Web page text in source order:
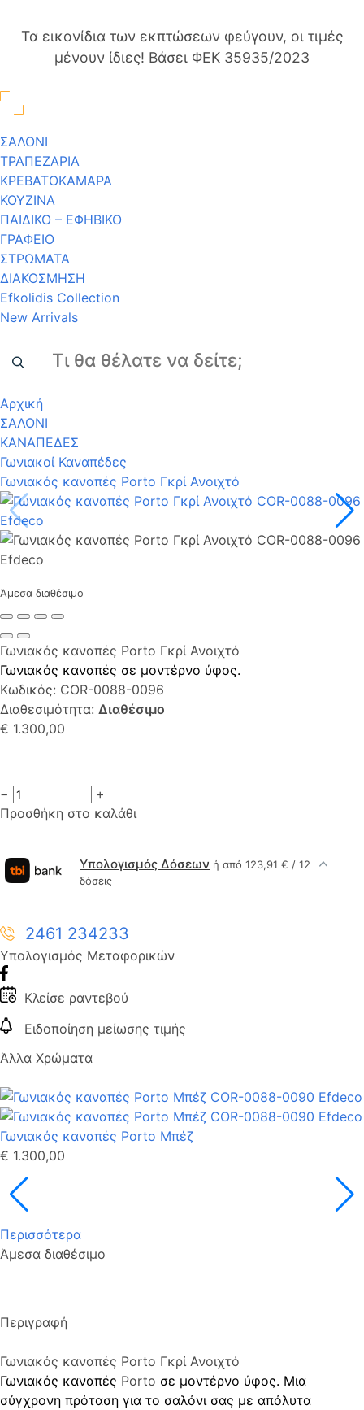
Τα εικονίδια των εκπτώσεων φεύγουν, οι τιμές
μένουν ίδιες! Βάσει ΦΕΚ 35935/2023
ΣΑΛΟΝΙ
ΤΡΑΠΕΖΑΡΙΑ
ΚΡΕΒΑΤΟΚΑΜΑΡΑ
ΚΟΥΖΙΝΑ
ΠΑΙΔΙΚΟ – ΕΦΗΒΙΚΟ
ΓΡΑΦΕΙΟ
ΣΤΡΩΜΑΤΑ
ΔΙΑΚΟΣΜΗΣΗ
Efkolidis Collection
New Arrivals
Αρχική
ΣΑΛΟΝΙ
ΚΑΝΑΠΕΔΕΣ
Γωνιακοί Καναπέδες
Γωνιακός καναπές Porto Γκρί Ανοιχτό
Άμεσα διαθέσιμο
Γωνιακός καναπές Porto Γκρί Ανοιχτό
Γωνιακός καναπές σε μοντέρνο ύφος.
Κωδικός: COR-0088-0096
Διαθεσιμότητα: Διαθέσιμο
€ 1.300,00
−
+
Προσθήκη στο καλάθι
Υπολογισμός Δόσεων ή από 123,91 € / 12
δόσεις
2461 234233
Υπολογισμός Μεταφορικών
Κλείσε ραντεβού
Ειδοποίηση μείωσης τιμής
Άλλα Χρώματα
Γωνιακός καναπές Porto Μπέζ
€ 1.300,00
Περισσότερα
Άμεσα διαθέσιμο
Περιγραφή
Γωνιακός καναπές Porto Γκρί Ανοιχτό
Γωνιακός καναπές Porto σε μοντέρνο ύφος. Μια
σύγχρονη πρόταση για το σαλόνι σας με απόλυτα